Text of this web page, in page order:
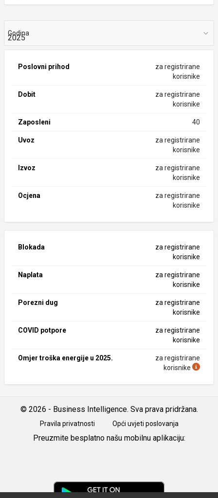
Godina
Poslovni prihod
za registrirane
korisnike
Dobit
za registrirane
korisnike
Zaposleni 40
Uvoz
za registrirane
korisnike
Izvoz
za registrirane
korisnike
Ocjena
za registrirane
korisnike
Blokada
za registrirane
korisnike
Naplata
za registrirane
korisnike
Porezni dug
za registrirane
korisnike
COVID potpore
za registrirane
korisnike
Omjer troška energije u 2025.
za registrirane
korisnike
© 2026 - Business Intelligence. Sva prava pridržana.
Pravila privatnosti Opći uvjeti poslovanja
Preuzmite besplatno našu mobilnu aplikaciju: